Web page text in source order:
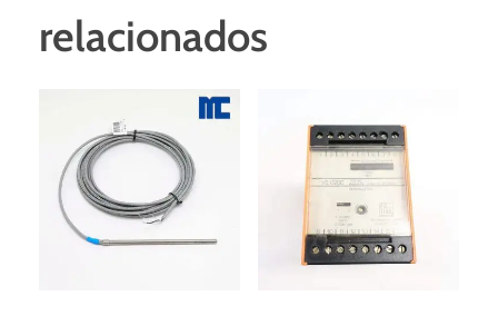
relacionados